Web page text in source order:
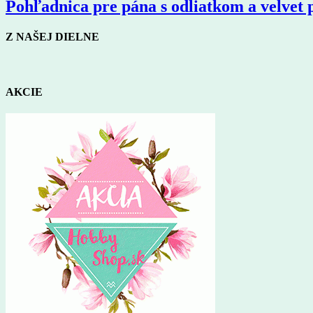
Pohľadnica pre pána s odliatkom a velvet
Z NAŠEJ DIELNE
AKCIE